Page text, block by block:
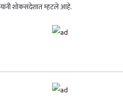
यांनी शोकसंदेशात म्हटले आहे.